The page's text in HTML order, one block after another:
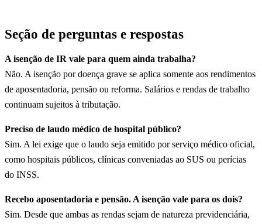
Seção de perguntas e respostas
A isenção de IR vale para quem ainda trabalha?
Não. A isenção por doença grave se aplica somente aos rendimentos
de aposentadoria, pensão ou reforma. Salários e rendas de trabalho
continuam sujeitos à tributação.
Preciso de laudo médico de hospital público?
Sim. A lei exige que o laudo seja emitido por serviço médico oficial,
como hospitais públicos, clínicas conveniadas ao SUS ou perícias
do INSS.
Recebo aposentadoria e pensão. A isenção vale para os dois?
Sim. Desde que ambas as rendas sejam de natureza previdenciária,